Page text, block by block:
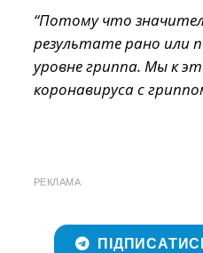
“Потому что
результате рано или
уровне гриппа. Мы к
коронавируса с
РЕКЛАМА